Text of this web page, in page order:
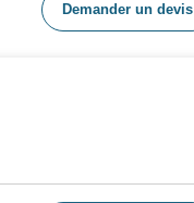
Demander un devis